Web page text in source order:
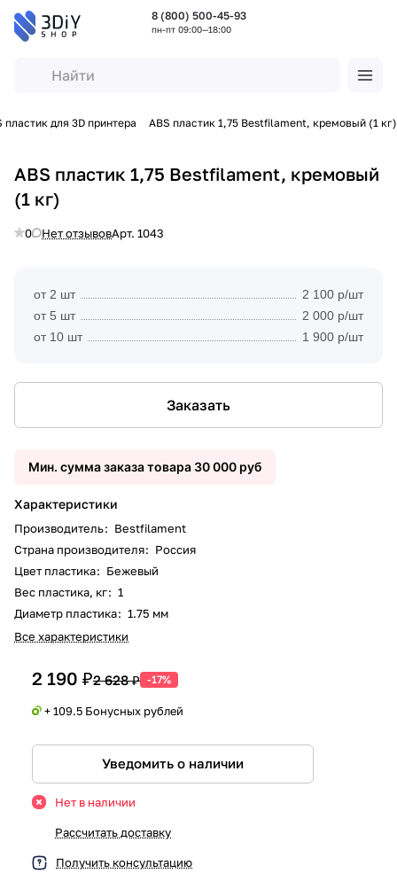
8 (800) 500-45-93
пн-пт 09:00—18:00
пластик для 3D принтера ABS пластик 1,75 Bestfilament, кремовый (1 кг)
ABS пластик 1,75 Bestfilament, кремовый
(1 кг)
0 Нет отзывовАрт. 1043
от 2 шт
2 100 р/шт
от 5 шт
2 000 р/шт
от 10 шт
1 900 р/шт
Заказать
Мин. сумма заказа товара 30 000 руб
Характеристики
Производитель: Bestfilament
Страна производителя: Россия
Цвет пластика: Бежевый
Вес пластика, кг: 1
Диаметр пластика: 1.75 мм
Все характеристики
2 190 ₽2 628 ₽ -17%
+ 109.5 Бонусных рублей
Уведомить о наличии
Нет в наличии
Рассчитать доставку
Получить консультацию